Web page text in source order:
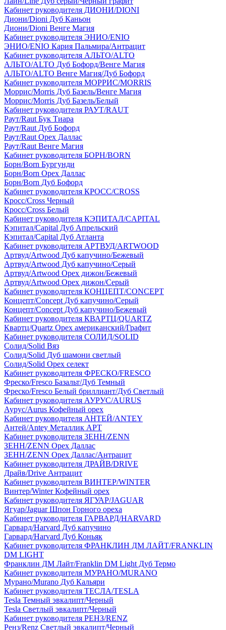
Кабинет руководителя ДИОНИ/DIONI
Диони/Dioni Дуб Каньон
Диони/Dioni Венге Магия
Кабинет руководителя ЭНИО/ENIO
ЭНИО/ENIO Кария Пальмира/Антрацит
Кабинет руководителя АЛЬТО/ALTO
АЛЬТО/ALTO Дуб Бофорд/Венге Магия
АЛЬТО/ALTO Венге Магия/Дуб Бофорд
Кабинет руководителя МОРРИС/MORRIS
Моррис/Morris Дуб Базель/Венге Магия
Моррис/Morris Дуб Базель/Белый
Кабинет руководителя РАУТ/RAUT
Раут/Raut Бук Тиара
Раут/Raut Дуб Бофорд
Раут/Raut Орех Даллас
Раут/Raut Венге Магия
Кабинет руководителя БОРН/BORN
Борн/Born Бургунди
Борн/Born Орех Даллас
Борн/Born Дуб Бофорд
Кабинет руководителя КРОСС/CROSS
Кросс/Cross Черный
Кросс/Cross Белый
Кабинет руководителя КЭПИТАЛ/CAPITAL
Кэпитал/Capital Дуб Апрельский
Кэпитал/Capital Дуб Атланта
Кабинет руководителя АРТВУД/ARTWOOD
Артвуд/Artwood Дуб капучино/Бежевый
Артвуд/Artwood Дуб капучино/Серый
Артвуд/Artwood Орех дижон/Бежевый
Артвуд/Artwood Орех дижон/Серый
Кабинет руководителя КОНЦЕПТ/CONCEPT
Концепт/Concept Дуб капучино/Серый
Концепт/Concept Дуб капучино/Бежевый
Кабинет руководителя КВАРТЦ/QUARTZ
Квартц/Quartz Орех американский/Графит
Кабинет руководителя СОЛИД/SOLID
Солид/Solid Вяз
Солид/Solid Дуб шамони светлый
Солид/Solid Орех селект
Кабинет руководителя ФРЕСКО/FRESCO
Фреско/Fresco Базальт/Дуб Темный
Фреско/Fresco Белый бриллиант/Дуб Светлый
Кабинет руководителя АУРУС/AURUS
Аурус/Aurus Кофейный орех
Кабинет руководителя АНТЕЙ/ANTEY
Антей/Antey Металлик АРТ
Кабинет руководителя ЗЕНН/ZENN
ЗЕНН/ZENN Орех Даллас
ЗЕНН/ZENN Орех Даллас/Антрацит
Кабинет руководителя ДРАЙВ/DRIVE
Драйв/Drive Антрацит
Кабинет руководителя ВИНТЕР/WINTER
Винтер/Winter Кофейный орех
Кабинет руководителя ЯГУАР/JAGUAR
Ягуар/Jaguar Шпон Горного ореха
Кабинет руководителя ГАРВАРД/HARVARD
Гарвард/Harvard Дуб капучино
Гарвард/Harvard Дуб Коньяк
Кабинет руководителя ФРАНКЛИН ДМ ЛАЙТ/FRANKLIN
DM LIGHT
Франклин ДМ Лайт/Franklin DM Light Дуб Термо
Кабинет руководителя МУРАНО/MURANO
Мурано/Murano Дуб Кальяри
Кабинет руководителя ТЕСЛА/TESLA
Tesla Темный эвкалипт/Черный
Tesla Светлый эвкалипт/Черный
Кабинет руководителя РЕНЗ/RENZ
Ренз/Renz Светлый эвкалипт/Черный